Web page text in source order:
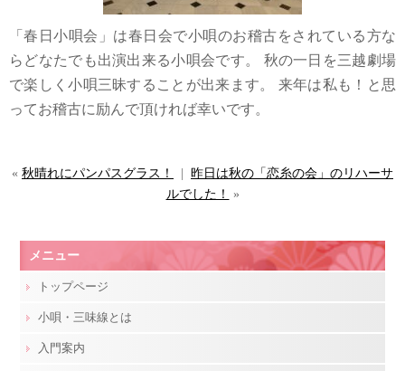
「春日小唄会」は春日会で小唄のお稽古をされている方な
らどなたでも出演出来る小唄会です。 秋の一日を三越劇場
で楽しく小唄三昧することが出来ます。 来年は私も！と思
ってお稽古に励んで頂ければ幸いです。
« 秋晴れにパンパスグラス！
昨日は秋の「恋糸の会」のリハーサ
ルでした！
»
メニュー
トップページ
小唄・三味線とは
入門案内